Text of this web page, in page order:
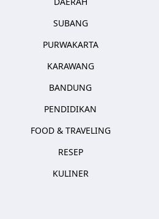
SUBANG
PURWAKARTA
KARAWANG
BANDUNG
PENDIDIKAN
FOOD & TRAVELING
RESEP
KULINER